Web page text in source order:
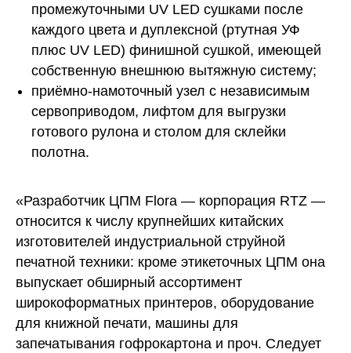
промежуточными UV LED сушками после
каждого цвета и дуплексной (ртутная УФ
плюс UV LED) финишной сушкой, имеющей
собственную внешнюю вытяжную систему;
приёмно-намоточный узел с независимым
сервоприводом, лифтом для выгрузки
готового рулона и столом для склейки
полотна.
«Разработчик ЦПМ Flora — корпорация RTZ —
относится к числу крупнейших китайских
изготовителей индустриальной струйной
печатной техники: кроме этикеточных ЦПМ она
выпускает обширный ассортимент
широкоформатных принтеров, оборудование
для книжной печати, машины для
запечатывания гофрокартона и проч. Следует